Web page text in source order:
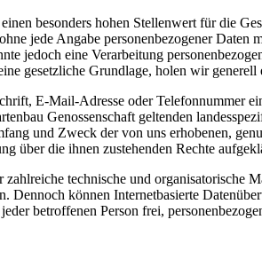
besonders hohen Stellenwert für die
jede Angabe personenbezogener Daten
jedoch eine Verarbeitung
gesetzliche Grundlage, holen wir
E-Mail-Adresse oder Telefonnummer
Genossenschaft geltenden
und Zweck der von uns erhobenen,
über die ihnen zustehenden Rechte
technische und organisatorische
Dennoch können Internetbasierte
betroffenen Person frei,